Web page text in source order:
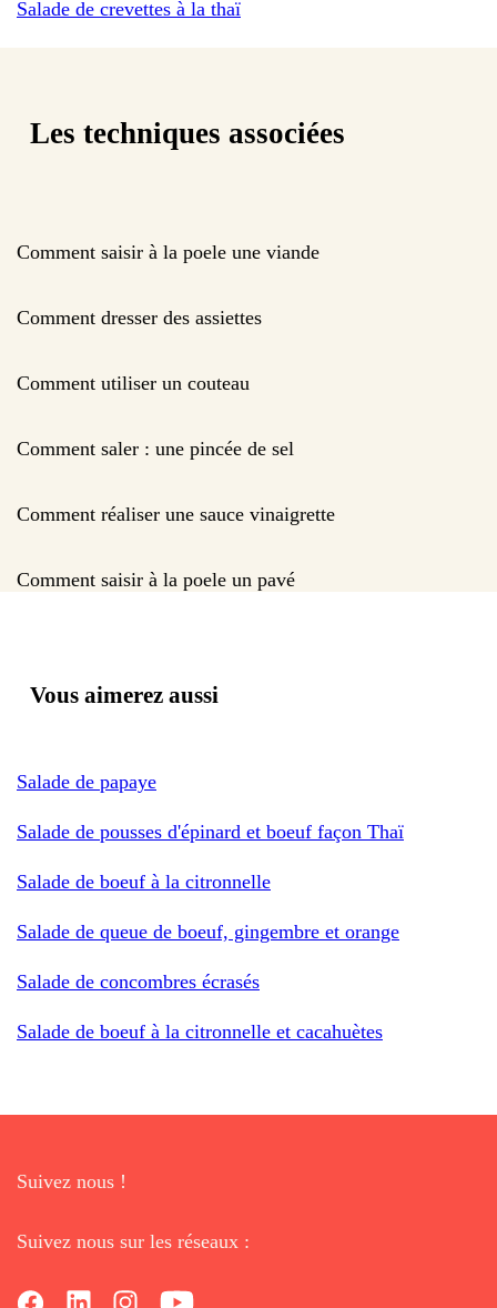
Salade de crevettes à la thaï
Les techniques associées
Comment saisir à la poele une viande
Comment dresser des assiettes
Comment utiliser un couteau
Comment saler : une pincée de sel
Comment réaliser une sauce vinaigrette
Comment saisir à la poele un pavé
Vous aimerez aussi
Salade de papaye
Salade de pousses d'épinard et boeuf façon Thaï
Salade de boeuf à la citronnelle
Salade de queue de boeuf, gingembre et orange
Salade de concombres écrasés
Salade de boeuf à la citronnelle et cacahuètes
Suivez nous !
Suivez nous sur les réseaux :